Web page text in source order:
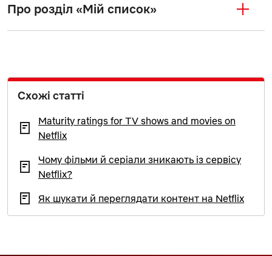
Про розділ «Мій список»
Схожі статті
Maturity ratings for TV shows and movies on
Netflix
Чому фільми й серіали зникають із сервісу
Netflix?
Як шукати й переглядати контент на Netflix